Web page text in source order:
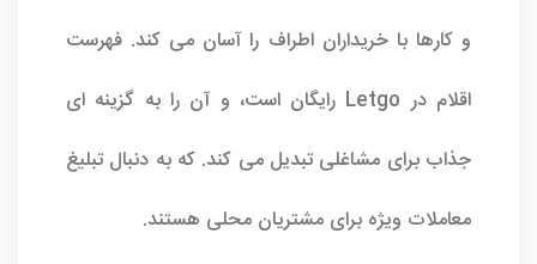
و کارها با خریداران اطراف را آسان می کند. فهرست
اقلام در Letgo رایگان است، و آن را به گزینه ای
جذاب برای مشاغلی تبدیل می کند. که به دنبال تبلیغ
معاملات ویژه برای مشتریان محلی هستند.